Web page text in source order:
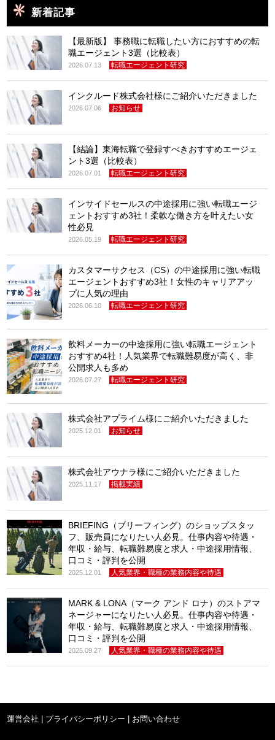
新着記事
【最新版】 事務職に転職したい方におすすめの転
職エージェント3選（比較表）
2026.07.13 転職エージェント研究
インクルード株式会社様にご紹介いただきました
2026.07.06 お知らせ
【結論】東海転職で登録すべきおすすめエージェ
ント3選（比較表）
2026.07.01 転職エージェント研究
インサイドセールスの中途採用に強い転職エージ
ェントおすすめ3社！柔軟な働き方を叶えたい女
性必見
2026.05.19 転職エージェント研究
カスタマーサクセス（CS）の中途採用に強い転職
エージェントおすすめ3社！女性のキャリアアッ
プに人気の理由
2026.06.10 転職エージェント研究
飲料メーカーの中途採用に強い転職エージェント
おすすめ4社！人気業界で転職難易度が高く、非
公開求人も多め
2026.07.27 転職エージェント研究
株式会社アプライム様にご紹介いただきました
2025.12.01 お知らせ
株式会社アウナラ様にご紹介いただきました
2025.11.17 掲載実績
BRIEFING（ブリーフィング）のショップスタッ
フ、販売員になりたい人必見。仕事内容や待遇・
年収・給与、転職難易度と求人・中途採用情報、
口コミ・評判を公開
2025.12.01 人気業界・職種の業務内容や待遇
MARK & LONA（マーク アンド ロナ）のストアマ
ネージャーになりたい人必見。仕事内容や待遇・
年収・給与、転職難易度と求人・中途採用情報、
口コミ・評判を公開
2025.09.27 人気業界・職種の業務内容や待遇
運営会社 プライバシーポリシー お問い合わせ